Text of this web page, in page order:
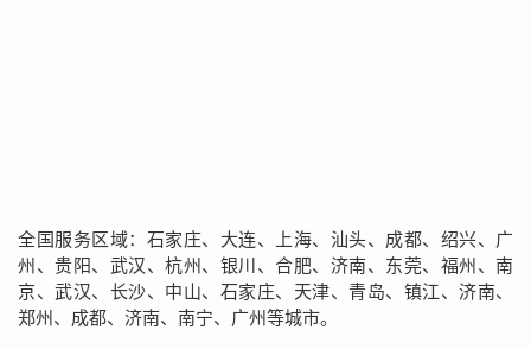
全国服务区域：石家庄、大连、上海、汕头、成都、绍兴、广
州、贵阳、武汉、杭州、银川、合肥、济南、东莞、福州、南
京、武汉、长沙、中山、石家庄、天津、青岛、镇江、济南、
郑州、成都、济南、南宁、广州等城市。